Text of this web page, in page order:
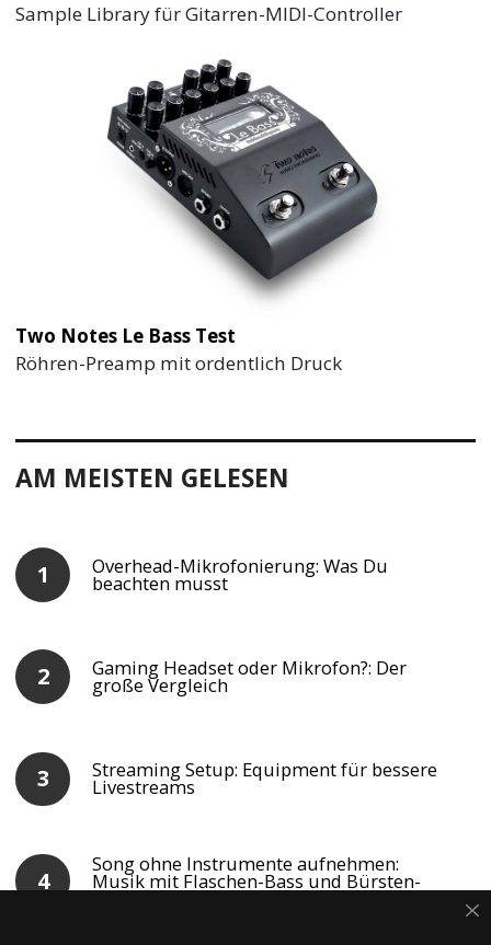
Sample Library für Gitarren-MIDI-Controller
Two Notes Le Bass Test
Röhren-Preamp mit ordentlich Druck
AM MEISTEN GELESEN
Overhead-Mikrofonierung: Was Du
beachten musst
Gaming Headset oder Mikrofon?: Der
große Vergleich
Streaming Setup: Equipment für bessere
Livestreams
Song ohne Instrumente aufnehmen:
Musik mit Flaschen-Bass und Bürsten-
Shaker